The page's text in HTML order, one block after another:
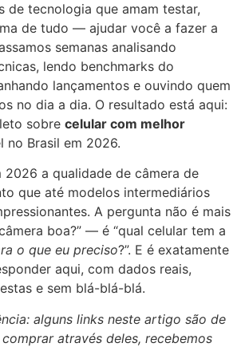
de tecnologia que amam testar,
de tudo — ajudar você a fazer a
semanas analisando
lendo benchmarks do
lançamentos e ouvindo quem
no dia a dia. O resultado está aqui:
sobre celular com melhor
no Brasil em 2026.
2026 a qualidade de câmera de
que até modelos intermediários
A pergunta não é mais
boa?” — é “qual celular tem a
o que eu preciso?”. E é exatamente
aqui, com dados reais,
e sem blá-blá-blá.
alguns links neste artigo são de
através deles, recebemos